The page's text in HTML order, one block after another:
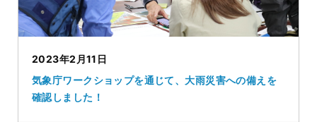
2023年2月11日
気象庁ワークショップを通じて、大雨災害への備えを
確認しました！